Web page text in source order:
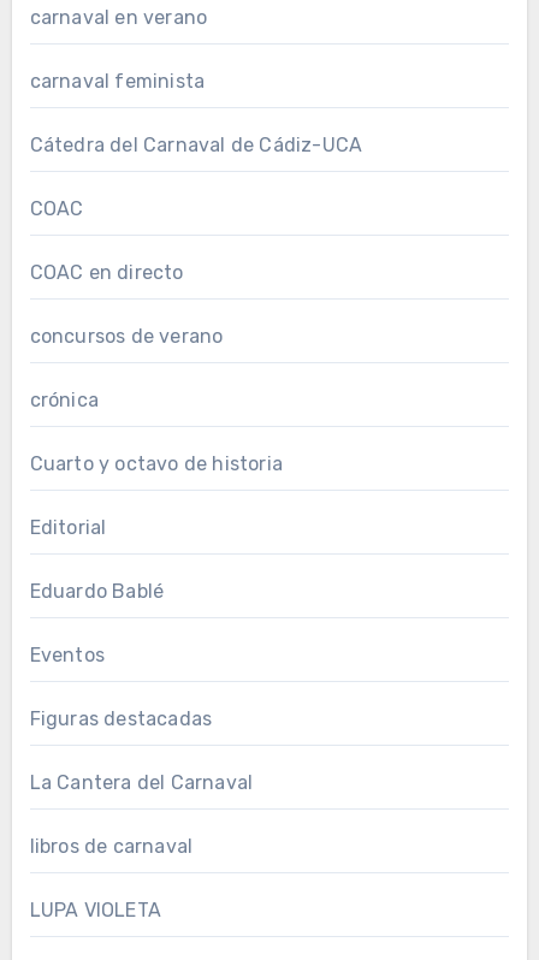
carnaval en verano
carnaval feminista
Cátedra del Carnaval de Cádiz-UCA
COAC
COAC en directo
concursos de verano
crónica
Cuarto y octavo de historia
Editorial
Eduardo Bablé
Eventos
Figuras destacadas
La Cantera del Carnaval
libros de carnaval
LUPA VIOLETA